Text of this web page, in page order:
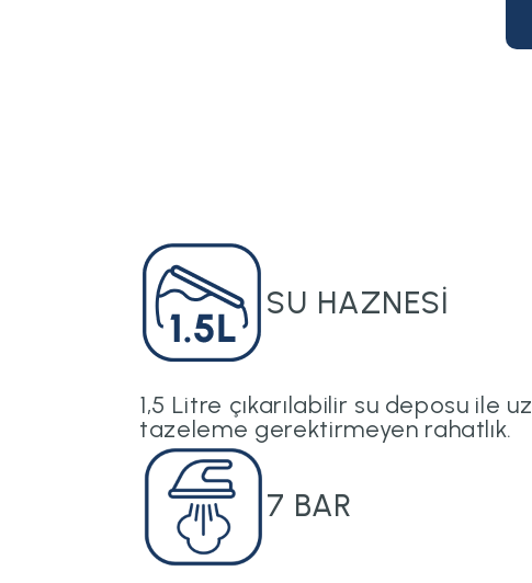
SU HAZNESI
1,5 Litre çıkarılabilir su deposu ile
tazeleme gerektirmeyen rahatlık.
7 BAR